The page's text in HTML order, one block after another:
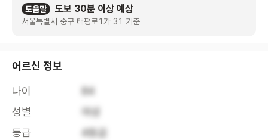
도움말 도보 30분 이상 예상
서울특별시 중구 태평로1가 31 기준
어르신 정보
나이
84
성별
여성
등급
4등급